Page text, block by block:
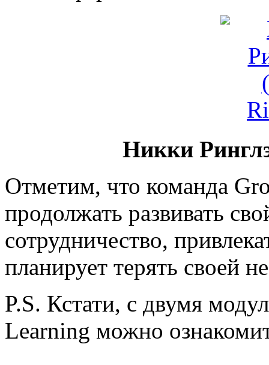
Никки
Отметим, что команда
продолжать развивать
сотрудничество,
планирует терять своей
P.S. Кстати, с двумя
Learning можно